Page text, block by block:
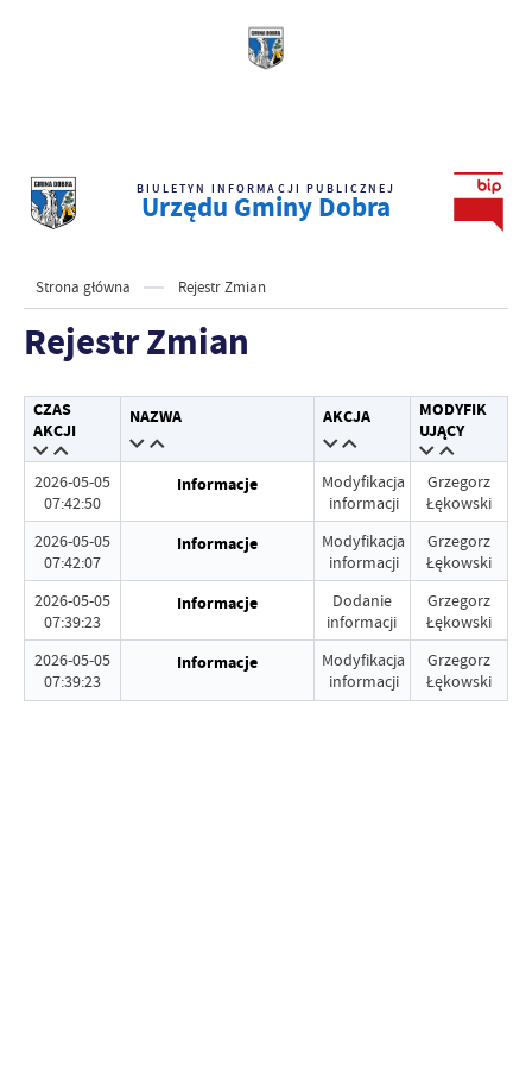
BIULETYN INFORMACJI PUBLICZNEJ
Urzędu Gminy Dobra
Strona główna Rejestr Zmian
Rejestr Zmian
CZAS
AKCJI
NAZWA AKCJA
MODYFIK
UJĄCY
2026-05-05
07:42:50
Informacje
Modyfikacja
informacji
Grzegorz
Łękowski
2026-05-05
07:42:07
Informacje
Modyfikacja
informacji
Grzegorz
Łękowski
2026-05-05
07:39:23
Informacje
Dodanie
informacji
Grzegorz
Łękowski
2026-05-05
07:39:23
Informacje
Modyfikacja
informacji
Grzegorz
Łękowski